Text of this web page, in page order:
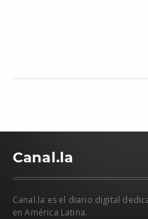
Canal.la
Canal.la es el diario digital
en América Latina.